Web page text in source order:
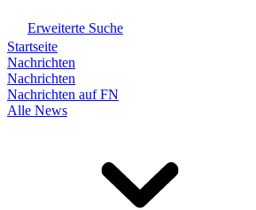
Erweiterte Suche
Startseite
Nachrichten
Nachrichten
Nachrichten auf FN
Alle News